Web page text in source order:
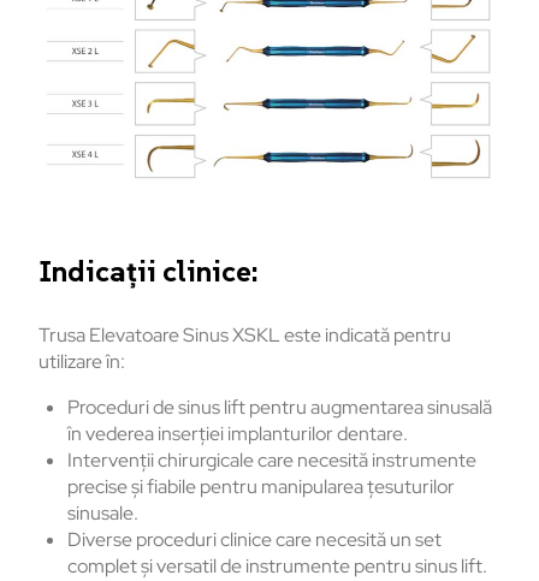
Indicații clinice:
Trusa Elevatoare Sinus XSKL este indicată pentru
utilizare în:
Proceduri de sinus lift pentru augmentarea sinusală
în vederea inserției implanturilor dentare.
Intervenții chirurgicale care necesită instrumente
precise și fiabile pentru manipularea țesuturilor
sinusale.
Diverse proceduri clinice care necesită un set
complet și versatil de instrumente pentru sinus lift.